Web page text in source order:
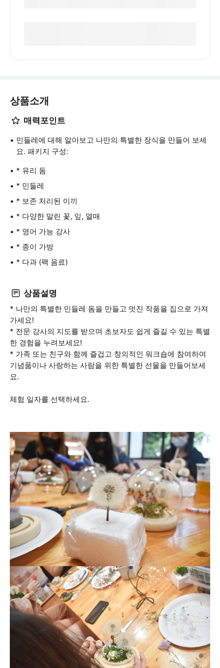
상품소개
매력포인트
민들레에 대해 알아보고 나만의 특별한 장식을 만들어 보세
요. 패키지 구성:
* 유리 돔
* 민들레
* 보존 처리된 이끼
* 다양한 말린 꽃, 잎, 열매
* 영어 가능 강사
* 종이 가방
* 다과 (팩 음료)
상품설명
* 나만의 특별한 민들레 돔을 만들고 멋진 작품을 집으로 가져
가세요!
* 전문 강사의 지도를 받으며 초보자도 쉽게 즐길 수 있는 특별
한 경험을 누려보세요!
* 가족 또는 친구와 함께 즐겁고 창의적인 워크숍에 참여하여
기념품이나 사랑하는 사람을 위한 특별한 선물을 만들어보세
요.
체험 일자를 선택하세요.